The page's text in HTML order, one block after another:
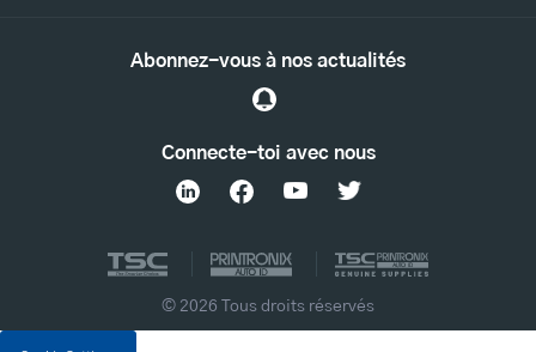
Connecte-toi avec nous
Abonnez-vous à nos actualités
© 2026 Tous droits réservés